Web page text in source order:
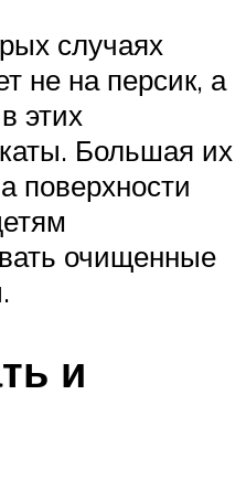
случаях
не на персик, а
этих
Большая их
поверхности
очищенные
и